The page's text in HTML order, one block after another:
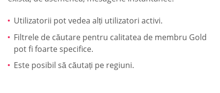
Utilizatorii pot vedea alți utilizatori activi.
Filtrele de căutare pentru calitatea de membru Gold
pot fi foarte specifice.
Este posibil să căutați pe regiuni.